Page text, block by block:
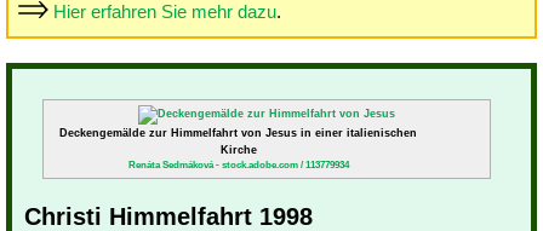
Hier erfahren Sie mehr dazu.
Deckengemälde zur Himmelfahrt von Jesus in einer italienischen
Kirche
Renáta Sedmáková - stock.adobe.com / 113779934
Christi Himmelfahrt 1998